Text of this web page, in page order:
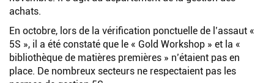
achats.
En octobre, lors de la vérification ponctuelle de l’assaut «
5S », il a été constaté que le « Gold Workshop » et la «
bibliothèque de matières premières » n’étaient pas en
place. De nombreux secteurs ne respectaient pas les